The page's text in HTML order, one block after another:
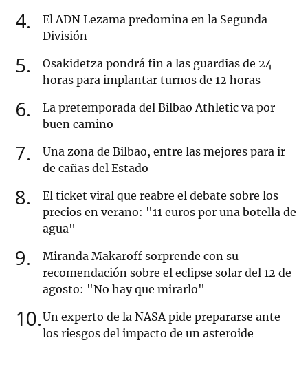
4
El ADN Lezama predomina en la Segunda
División
5
Osakidetza pondrá fin a las guardias de 24
horas para implantar turnos de 12 horas
6
La pretemporada del Bilbao Athletic va por
buen camino
7
Una zona de Bilbao, entre las mejores para ir
de cañas del Estado
8
El ticket viral que reabre el debate sobre los
precios en verano: "11 euros por una botella de
agua"
9
Miranda Makaroff sorprende con su
recomendación sobre el eclipse solar del 12 de
agosto: "No hay que mirarlo"
10 Un experto de la NASA pide prepararse ante
los riesgos del impacto de un asteroide